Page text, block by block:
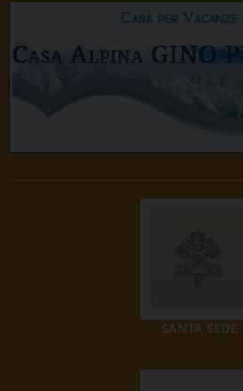
SANTA SEDE